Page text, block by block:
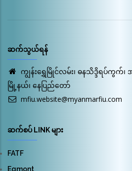
ဆက်သွယ်ရန်
ကျွန်းရွှေမြိုင်လမ်း၊ ဓနသိဒ္ဒိရပ်ကွက်၊
မြို့နယ်၊ နေပြည်တော်
mfiu.website@myanmarfiu.com
ဆက်စပ် LINK များ
FATF
Egmont